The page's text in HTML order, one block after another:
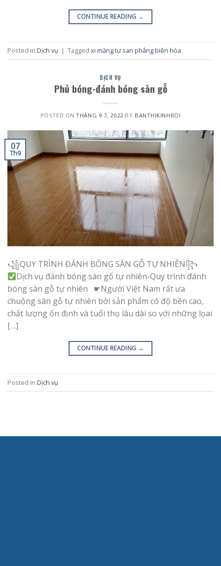
CONTINUE READING →
Posted in Dịch vụ | Tagged xi măng tự san phẳng biên hòa
DỊCH VỤ
Phủ bóng-đánh bóng sàn gỗ
POSTED ONTHÁNG 9 7, 2022BY BANTHIKINHROI
07
Th9
꧁QUY TRÌNH ĐÁNH BÓNG SÀN GỖ TỰ NHIÊN꧂
Dịch vụ đánh bóng sàn gổ tự nhiên-Quy trình đánh
bóng sàn gỗ tự nhiên ☛Người Việt Nam rất ưa
chuộng sàn gỗ tự nhiên bởi sản phẩm có độ bền cao,
chất lượng ổn định và tuổi thọ lâu dài so với những lọai
[…]
CONTINUE READING →
Posted in Dịch vụ